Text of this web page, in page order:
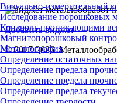
Визуально-измерительный
Исследование порошковых
Контроль проникающими
Магнитопорошковый
Металлография
Определение остаточных
Определение предела
Определение предела
Определение предела
Добавить виджет
© 2017-2026.